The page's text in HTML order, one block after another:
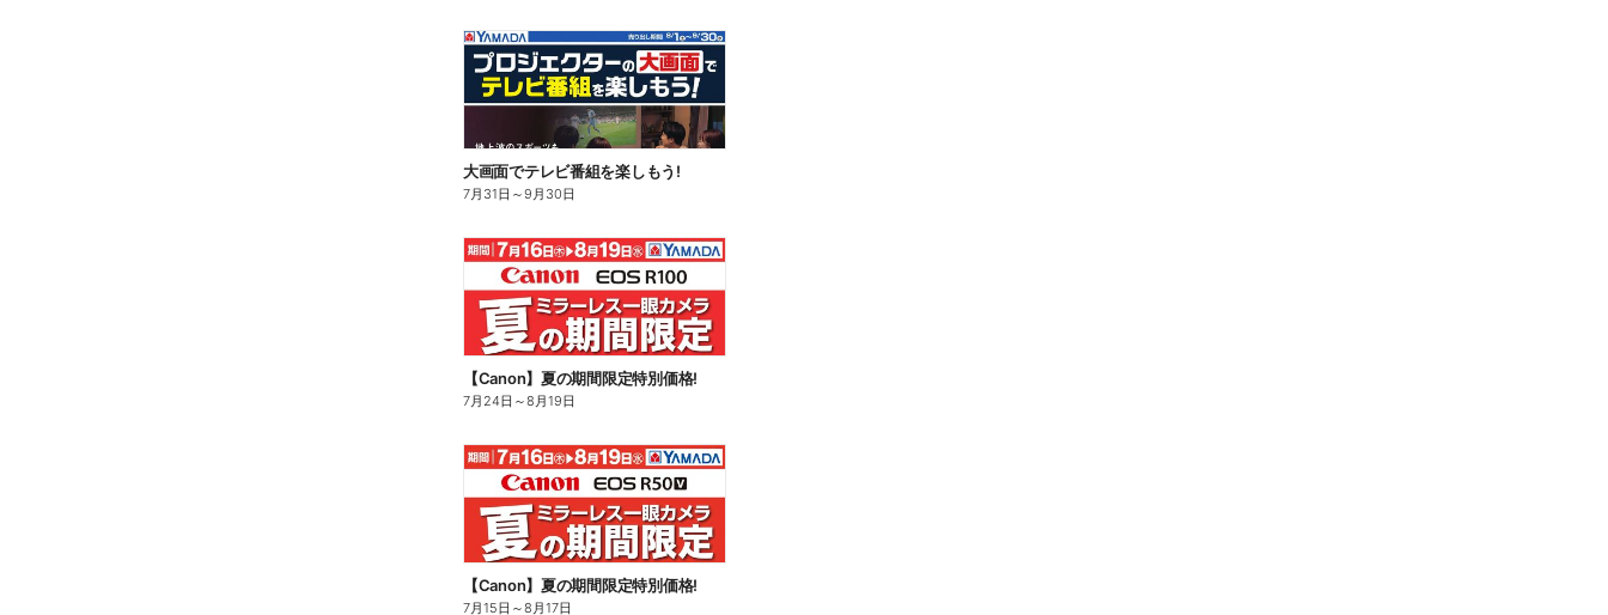
大画面でテレビ番組を楽しもう!
7月31日 ～9月30日
【Canon】夏の期間限定特別価格!
7月24日 ～8月19日
【Canon】夏の期間限定特別価格!
7月15日 ～8月17日